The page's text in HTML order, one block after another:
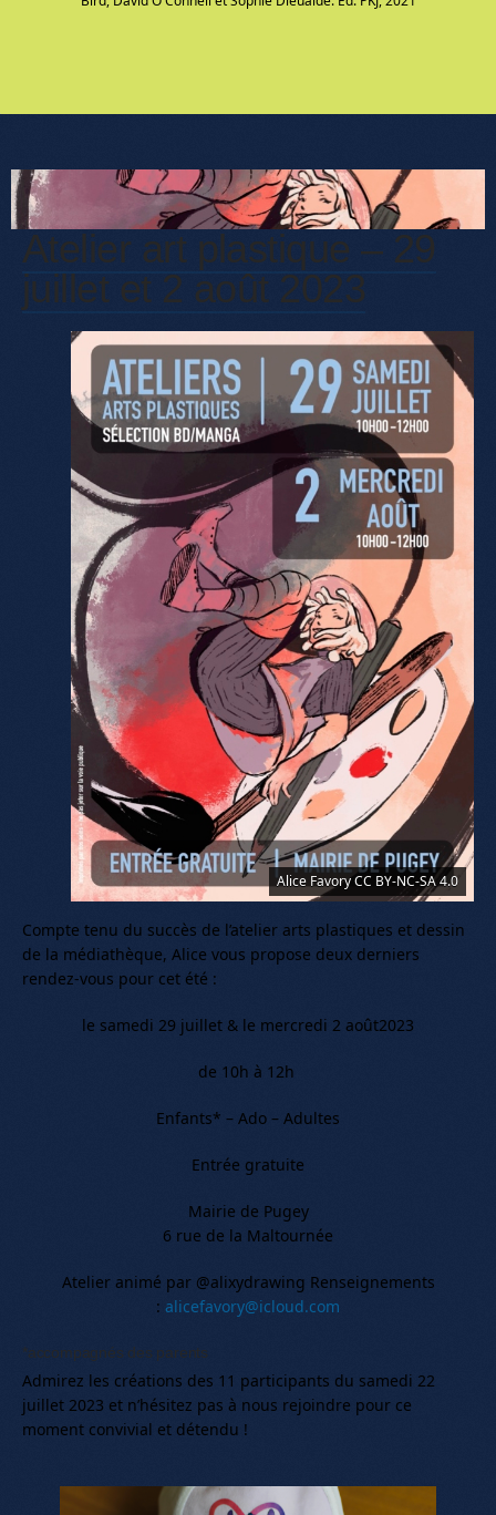
Atelier art plastique – 29
juillet et 2 août 2023
Alice Favory CC BY-NC-SA 4.0
Compte tenu du succès de l’atelier arts plastiques et dessin
de la médiathèque, Alice vous propose deux derniers
rendez-vous pour cet été :
le samedi 29 juillet & le mercredi 2 août2023
de 10h à 12h
Enfants* – Ado – Adultes
Entrée gratuite
Mairie de Pugey
6 rue de la Maltournée
Atelier animé par @alixydrawing Renseignements
: alicefavory@icloud.com
*accompagnés des parents
Admirez les créations des 11 participants du samedi 22
juillet 2023 et n’hésitez pas à nous rejoindre pour ce
moment convivial et détendu !